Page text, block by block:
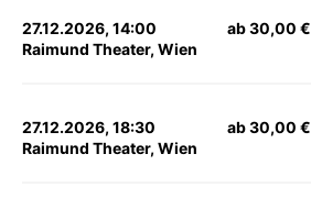
27.12.2026, 14:00
Raimund Theater, Wien
ab 30,00 €
27.12.2026, 18:30
Raimund Theater, Wien
ab 30,00 €